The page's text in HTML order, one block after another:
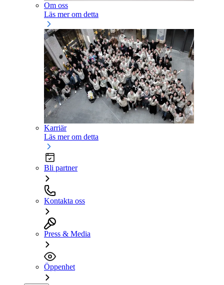
Om oss
Läs mer om detta
Karriär
Läs mer om detta
Bli partner
Kontakta oss
Press & Media
Öppenhet